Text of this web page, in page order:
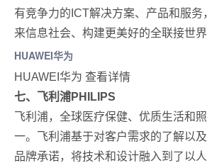
有竞争力的ICT解决方案、产品和服务
来信息社会、构建更美好的全联接世界
HUAWEI华为
HUAWEI华为 查看详情
七、飞利浦PHILIPS
飞利浦，全球医疗保健、优质生活和
一。飞利浦基于对客户需求的了解以及
品牌承诺，将技术和设计融入到了以